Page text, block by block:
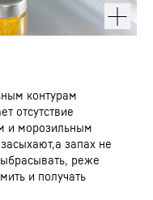
контурам
отсутствие
и морозильным
запах не
реже
и получать